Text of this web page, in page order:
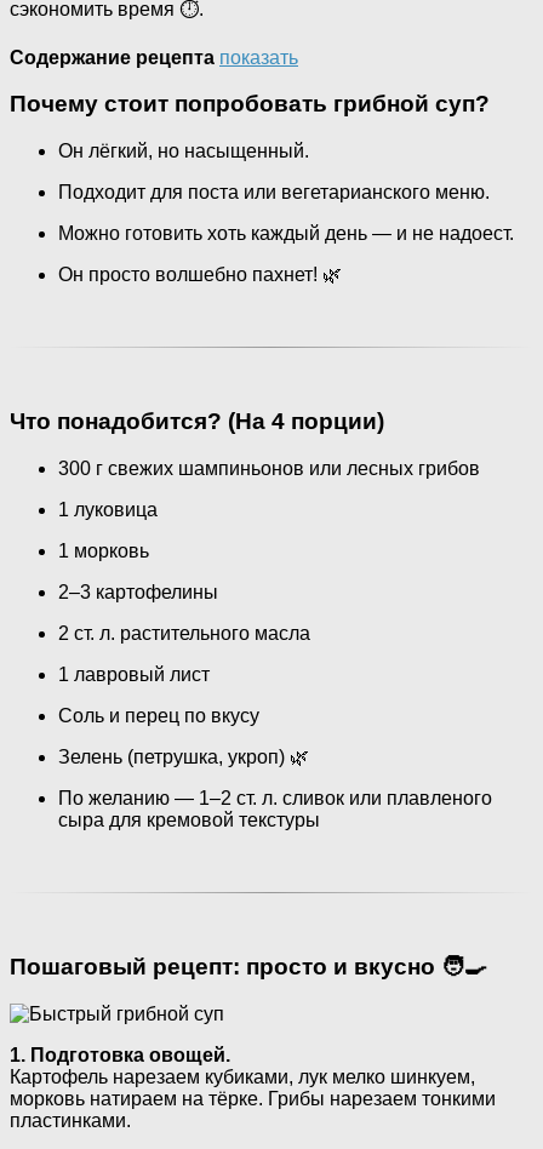
сэкономить время ⏱️.
Содержание рецепта показать
Почему стоит попробовать грибной суп?
Он лёгкий, но насыщенный.
Подходит для поста или вегетарианского меню.
Можно готовить хоть каждый день — и не надоест.
Он просто волшебно пахнет! 🌿
Что понадобится? (На 4 порции)
300 г свежих шампиньонов или лесных грибов
1 луковица
1 морковь
2–3 картофелины
2 ст. л. растительного масла
1 лавровый лист
Соль и перец по вкусу
Зелень (петрушка, укроп) 🌿
По желанию — 1–2 ст. л. сливок или плавленого
сыра для кремовой текстуры
Пошаговый рецепт: просто и вкусно 🧑‍🍳
1. Подготовка овощей.
Картофель нарезаем кубиками, лук мелко шинкуем,
морковь натираем на тёрке. Грибы нарезаем тонкими
пластинками.